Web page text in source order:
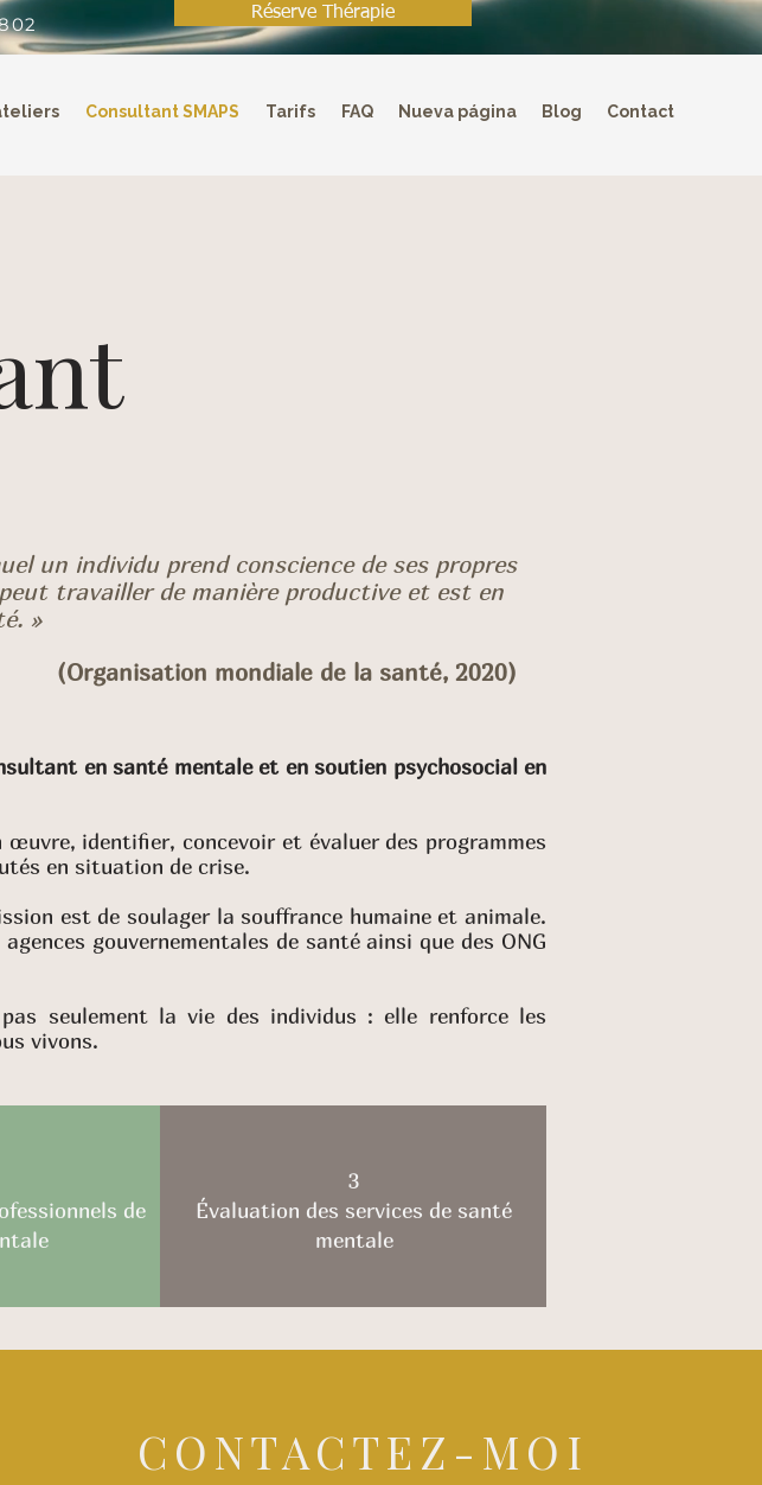
Réserve Thérapie
Consultant SMAPS Tarifs FAQ Nueva página Blog Contact
un individu prend conscience de ses propres
travailler de manière productive et est en
»
(Organisation mondiale de la santé, 2020)
en santé mentale et en soutien psychosocial en
identifier, concevoir et évaluer des programmes
en situation de crise.
est de soulager la souffrance humaine et animale.
gouvernementales de santé ainsi que des ONG
seulement la vie des individus : elle renforce les
vivons.
de
3
Évaluation des services de santé
mentale
CONTACTEZ-MOI